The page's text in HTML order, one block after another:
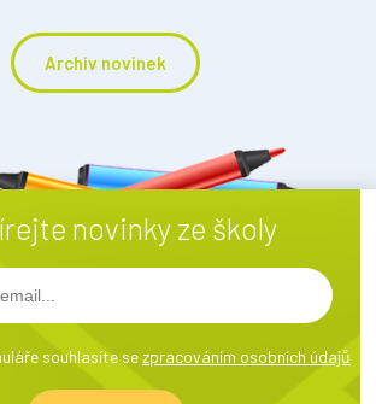
Archiv novinek
novinky ze školy
souhlasíte sezpracováním osobních údajů